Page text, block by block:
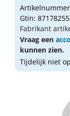
Gtin:
Fabrikant
Vraag een
kunnen zien.
Tijdelijk niet